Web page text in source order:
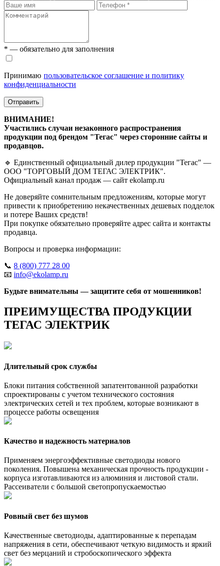
* — обязательно для заполнения
Принимаю пользовательское соглашение и политику
конфиденциальности
Отправить
ВНИМАНИЕ!
Участились случаи незаконного распространения
продукции под брендом "Тегас" через сторонние сайты и
продавцов.
🔹 Единственный официальный дилер продукции "Тегас" —
ООО "ТОРГОВЫЙ ДОМ ТЕГАС ЭЛЕКТРИК".
Официальный канал продаж — сайт ekolamp.ru
Не доверяйте сомнительным предложениям, которые могут
привести к приобретению некачественных дешевых подделок
и потере Ваших средств!
При покупке обязательно проверяйте адрес сайта и контакты
продавца.
Вопросы и проверка информации:
📞 8 (800) 777 28 00
📧 info@ekolamp.ru
Будьте внимательны — защитите себя от мошенников!
ПРЕИМУЩЕСТВА ПРОДУКЦИИ
ТЕГАС ЭЛЕКТРИК
Длительный срок службы
Блоки питания собственной запатентованной разработки
спроектированы с учетом технического состояния
электрических сетей и тех проблем, которые возникают в
процессе работы освещения
Качество и надежность материалов
Применяем энергоэффективные светодиоды нового
поколения. Повышена механическая прочность продукции -
корпуса изготавливаются из алюминия и листовой стали.
Рассеиватели с большой светопропускаемостью
Ровный свет без шумов
Качественные светодиоды, адаптированные к перепадам
напряжения в сети, обеспечивают четкую видимость и яркий
свет без мерцаний и стробоскопического эффекта